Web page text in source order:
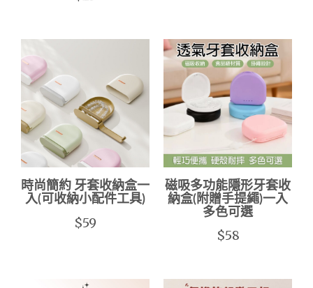
時尚簡約 牙套收納盒一
入(可收納小配件工具)
$59
磁吸多功能隱形牙套收
納盒(附贈手提繩)一入
多色可選
$58